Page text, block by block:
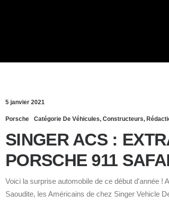
5 janvier 2021
Porsche Catégorie De Véhicules, Constructeurs,
SINGER ACS :
PORSCHE 911
Voici la surprise automobile de ce début d'année !
Saoudite, les Américains de chez Singer Vehicle